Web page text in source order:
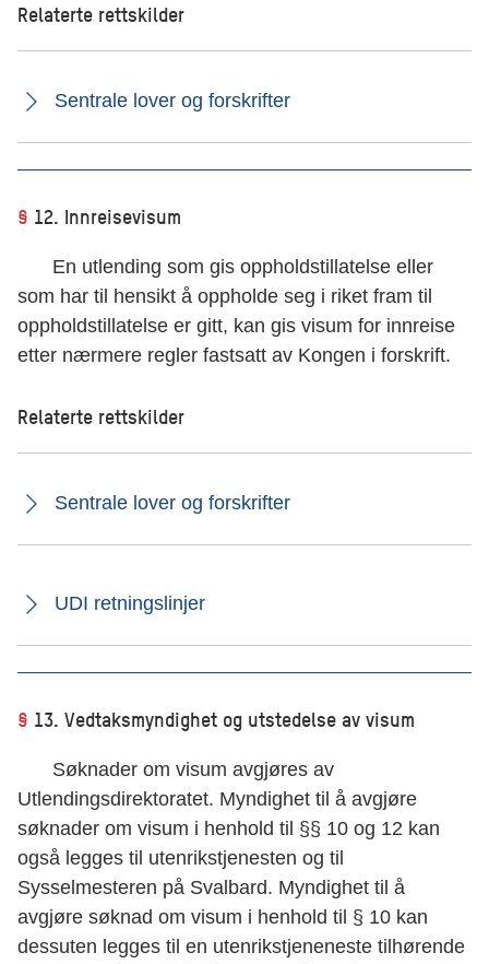
Relaterte rettskilder
Sentrale lover og forskrifter
§ 12. Innreisevisum
En utlending som gis oppholdstillatelse eller
som har til hensikt å oppholde seg i riket fram til
oppholdstillatelse er gitt, kan gis visum for innreise
etter nærmere regler fastsatt av Kongen i forskrift.
Relaterte rettskilder
Sentrale lover og forskrifter
UDI retningslinjer
§ 13. Vedtaksmyndighet og utstedelse av visum
Søknader om visum avgjøres av
Utlendingsdirektoratet. Myndighet til å avgjøre
søknader om visum i henhold til §§ 10 og 12 kan
også legges til utenrikstjenesten og til
Sysselmesteren på Svalbard. Myndighet til å
avgjøre søknad om visum i henhold til § 10 kan
dessuten legges til en utenrikstjeneneste tilhørende